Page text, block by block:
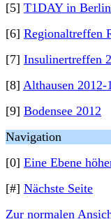
[5] T1DAY in
[6] Regionaltreffen
[7] Insulinertreffen
[8] Althausen 2012-
[9] Bodensee 2012
Navigation
[0] Eine Ebene
[#] Nächste Seite
Zur normalen